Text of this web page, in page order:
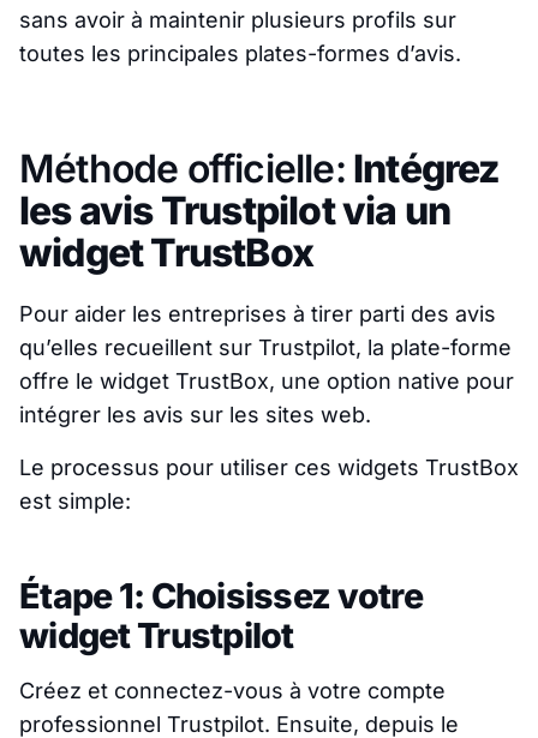
sans avoir à maintenir plusieurs profils sur
toutes les principales plates-formes d’avis.
Méthode officielle: Intégrez
les avis Trustpilot via un
widget TrustBox
Pour aider les entreprises à tirer parti des avis
qu’elles recueillent sur Trustpilot, la plate-forme
offre le widget TrustBox, une option native pour
intégrer les avis sur les sites web.
Le processus pour utiliser ces widgets TrustBox
est simple:
Étape 1: Choisissez votre
widget Trustpilot
Créez et connectez-vous à votre compte
professionnel Trustpilot. Ensuite, depuis le